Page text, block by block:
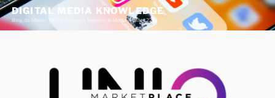
A
l
e
DIGITAL MEDIA KNOWLEDGE
Blog du Master SIREN Parcours Télécom & Média (Master 226)